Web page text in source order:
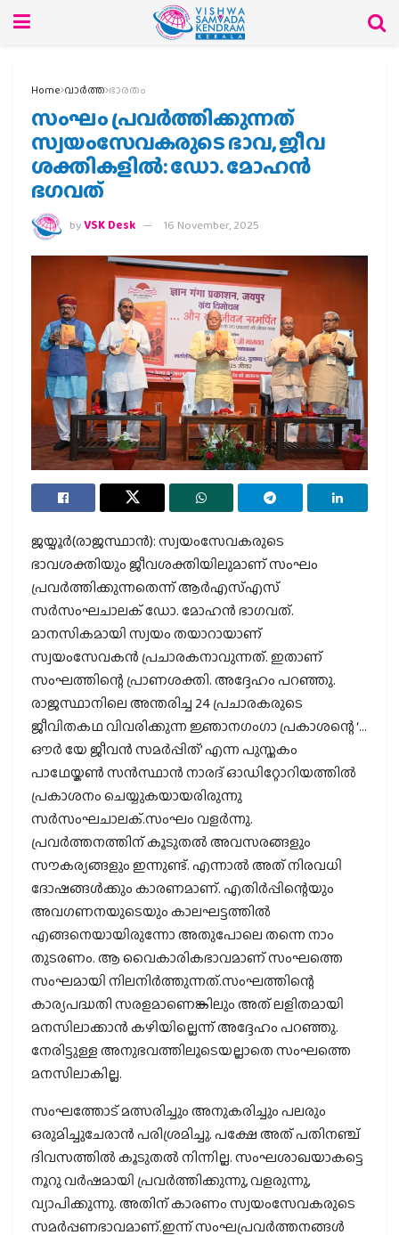
Home വാര്‍ത്ത ഭാരതം
സംഘം പ്രവര്‍ത്തിക്കുന്നത്
സ്വയംസേവകരുടെ ഭാവ, ജീവ
ശക്തികളില്‍: ഡോ. മോഹന്‍
ഭഗവത്
byVSK Desk 16 November, 2025
ജയ്പൂര്‍(രാജസ്ഥാന്‍): സ്വയംസേവകരുടെ
ഭാവശക്തിയും ജീവശക്തിയിലുമാണ് സംഘം
പ്രവര്‍ത്തിക്കുന്നതെന്ന് ആര്‍എസ്എസ്
സര്‍സംഘചാലക് ഡോ. മോഹന്‍ ഭാഗവത്.
മാനസികമായി സ്വയം തയാറായാണ്
സ്വയംസേവകന്‍ പ്രചാരകനാവുന്നത്. ഇതാണ്
സംഘത്തിന്റെ പ്രാണശക്തി. അദ്ദേഹം പറഞ്ഞു.
രാജസ്ഥാനിലെ അന്തരിച്ച 24 പ്രചാരകരുടെ
ജീവിതകഥ വിവരിക്കുന്ന ജ്ഞാനഗംഗാ പ്രകാശന്റെ ‘…
ഔര്‍ യേ ജീവന്‍ സമര്‍പ്പിത്’ എന്ന പുസ്തകം
പാഥേയ്കണ്‍ സന്‍സ്ഥാന്‍ നാരദ് ഓഡിറ്റോറിയത്തില്‍
പ്രകാശനം ചെയ്യുകയായരിരുന്നു
സര്‍സംഘചാലക്.സംഘം വളര്‍ന്നു.
പ്രവര്‍ത്തനത്തിന് കൂടുതല്‍ അവസരങ്ങളും
സൗകര്യങ്ങളും ഇന്നുണ്ട്. എന്നാല്‍ അത് നിരവധി
ദോഷങ്ങള്‍ക്കും കാരണമാണ്. എതിര്‍പ്പിന്റെയും
അവഗണനയുടെയും കാലഘട്ടത്തില്‍
എങ്ങനെയായിരുന്നോ അതുപോലെ തന്നെ നാം
തുടരണം. ആ വൈകാരികഭാവമാണ് സംഘത്തെ
സംഘമായി നിലനിര്‍ത്തുന്നത്.സംഘത്തിന്റെ
കാര്യപദ്ധതി സരളമാണെങ്കിലും അത് ലളിതമായി
മനസിലാക്കാന്‍ കഴിയില്ലെന്ന് അദ്ദേഹം പറഞ്ഞു.
നേരിട്ടുള്ള അനുഭവത്തിലൂടെയല്ലാതെ സംഘത്തെ
മനസിലാകില്ല.
സംഘത്തോട് മത്സരിച്ചും അനുകരിച്ചും പലരും
ഒരുമിച്ചുചേരാന്‍ പരിശ്രമിച്ചു. പക്ഷേ അത് പതിനഞ്ച്
ദിവസത്തില്‍ കൂടുതല്‍ നിന്നില്ല. സംഘശാഖയാകട്ടെ
നൂറു വര്‍ഷമായി പ്രവര്‍ത്തിക്കുന്നു, വളരുന്നു,
വ്യാപിക്കുന്നു. അതിന് കാരണം സ്വയംസേവകരുടെ
സമര്‍പ്പണഭാവമാണ്.ഇന്ന് സംഘപ്രവര്‍ത്തനങ്ങള്‍